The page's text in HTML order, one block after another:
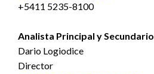
+5411 5235-8100
Analista Principal y Secundario
Dario Logiodice
Director